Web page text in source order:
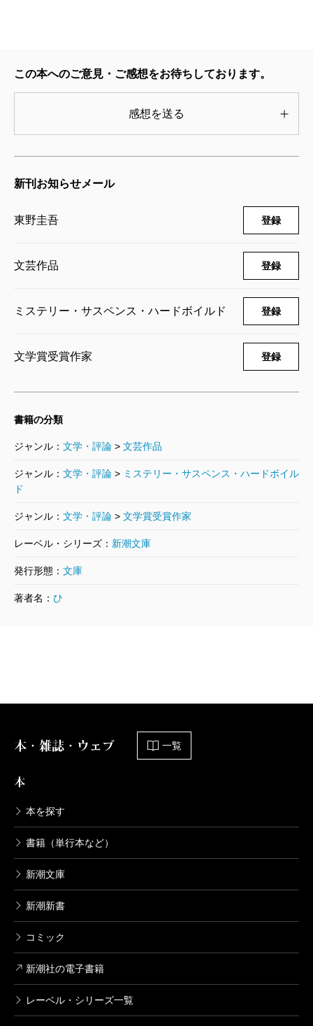
この本へのご意見・ご感想をお待ちしております。
感想を送る
新刊お知らせメール
東野圭吾 登録
文芸作品 登録
ミステリー・サスペンス・ハードボイルド 登録
文学賞受賞作家 登録
書籍の分類
ジャンル： 文学・評論 > 文芸作品
ジャンル： 文学・評論 > ミステリー・サスペンス・ハードボイル
ド
ジャンル： 文学・評論 > 文学賞受賞作家
レーベル・シリーズ： 新潮文庫
発行形態： 文庫
著者名： ひ
本・雑誌・ウェブ 一覧
本
本を探す
書籍（単行本など）
新潮文庫
新潮新書
コミック
新潮社の電子書籍
レーベル・シリーズ一覧